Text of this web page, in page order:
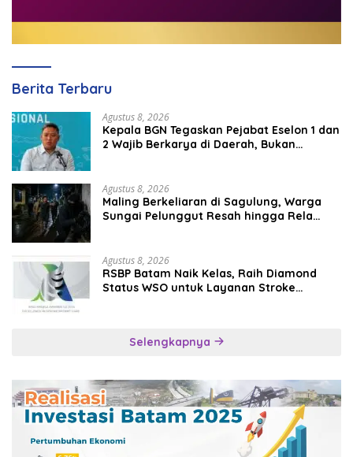
Berita Terbaru
Agustus 8, 2026
Kepala BGN Tegaskan Pejabat Eselon 1 dan
2 Wajib Berkarya di Daerah, Bukan
Agustus 8, 2026
Maling Berkeliaran di Sagulung, Warga
Sungai Pelunggut Resah hingga Rela
Agustus 8, 2026
RSBP Batam Naik Kelas, Raih Diamond
Status WSO untuk Layanan Stroke
Selengkapnya